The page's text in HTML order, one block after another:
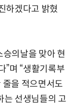
하겠다고 밝혔
승의날을 맞아 현
”며 “생활기록부
줄을 적으면서도
는 선생님들의 고